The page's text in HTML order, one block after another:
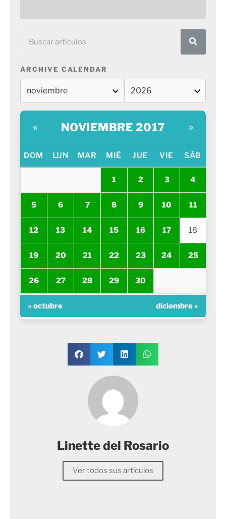
ARCHIVE CALENDAR
« NOVIEMBRE 2017 »
DOM LUN MAR MIÉ JUE VIE SÁB
1 2 3 4
5 6 7 8 9 10 11
12 13 14 15 16 17 18
19 20 21 22 23 24 25
26 27 28 29 30
« octubre diciembre »
Linette del Rosario
Ver todos sus artículos